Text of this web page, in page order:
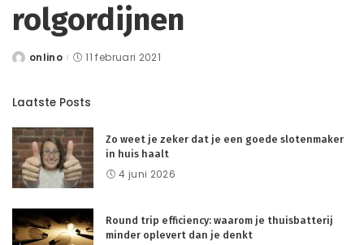
rolgordijnen
Posted
onlino 11 februari 2021
Laatste Posts
Zo weet je zeker dat je een goede slotenmaker
in huis haalt
4 juni 2026
Round trip efficiency: waarom je thuisbatterij
minder oplevert dan je denkt